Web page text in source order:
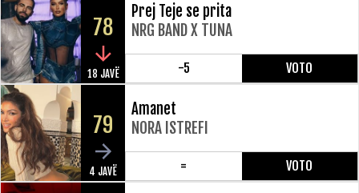
78
18 JAVË
Prej Teje se prita
NRG BAND X TUNA
-5 VOTO
79
4 JAVË
Amanet
NORA ISTREFI
= VOTO